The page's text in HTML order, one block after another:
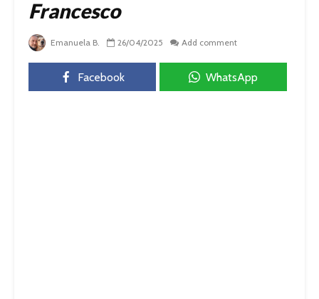
Francesco
Emanuela B. 26/04/2025 Add comment
Facebook WhatsApp